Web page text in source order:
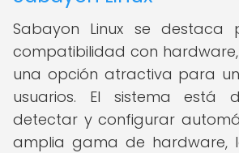
Sabayon Linux se destaca
compatibilidad con
una opción atractiva para
usuarios. El sistema está
detectar y configurar
amplia gama de hardware,